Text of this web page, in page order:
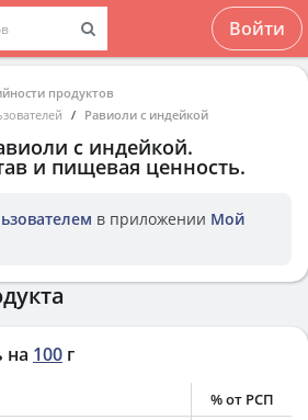
Войти
продуктов
Равиоли с индейкой
с индейкой.
и пищевая ценность.
в приложении Мой
на 100 г
% от РСП